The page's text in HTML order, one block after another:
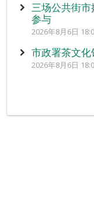
三场公共街
参与
2026年8月6日
市政署茶文
2026年8月6日